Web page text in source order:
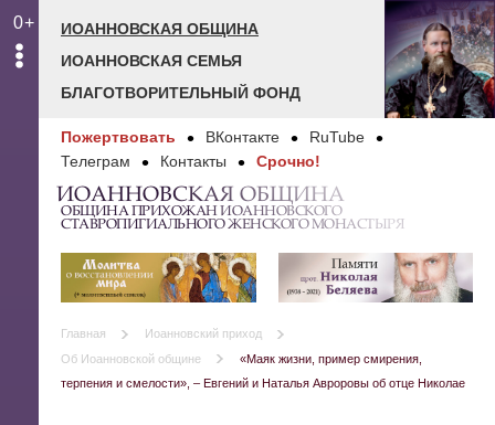
0+
ИОАННОВСКАЯ ОБЩИНА
ИОАННОВСКАЯ СЕМЬЯ
БЛАГОТВОРИТЕЛЬНЫЙ ФОНД
Пожертвовать ВКонтакте
RuTube
Телеграм
Контакты Срочно!
ИОАННОВСКАЯ ОБЩИНА
ОБЩИНА ПРИХОЖАН ИОАННОВСКОГО
СТАВРОПИГИАЛЬНОГО ЖЕНСКОГО МОНАСТЫРЯ
Главная
Иоанновский приход
Об Иоанновской общине
«Маяк жизни, пример смирения,
терпения и смелости», – Евгений и Наталья Авроровы об отце Николае